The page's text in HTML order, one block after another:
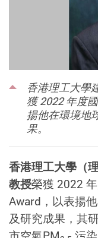
香港理工大學
獲 2022 年度
揚他在環境地
果。
香港理工大學（
教授榮獲 2022
Award，以表揚
及研究成果，其